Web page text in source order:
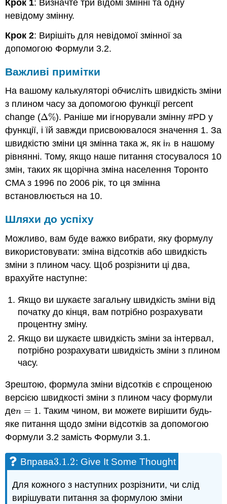
Крок 1: Визначте три відомі змінні та одну
невідому змінну.
Крок 2: Вирішіть для невідомої змінної за
допомогою Формули 3.2.
Важливі примітки
На вашому калькуляторі обчисліть швидкість зміни
з плином часу за допомогою функції percent
change (Δ%
Δ%). Раніше ми ігнорували змінну #PD у
функції, і їй завжди присвоювалося значення 1. За
швидкістю зміни ця змінна така ж, як іn
n в нашому
рівнянні. Тому, якщо наше питання стосувалося 10
змін, таких як щорічна зміна населення Торонто
CMA з 1996 по 2006 рік, то ця змінна
встановлюється на 10.
Шляхи до успіху
Можливо, вам буде важко вибрати, яку формулу
використовувати: зміна відсотків або швидкість
зміни з плином часу. Щоб розрізнити ці два,
врахуйте наступне:
Якщо ви шукаєте загальну швидкість зміни від
початку до кінця, вам потрібно розрахувати
процентну зміну.
Якщо ви шукаєте швидкість зміни за інтервал,
потрібно розрахувати швидкість зміни з плином
часу.
Зрештою, формула зміни відсотків є спрощеною
версією швидкості зміни з плином часу формули
деn = 1
n=1
. Таким чином, ви можете вирішити будь-
яке питання щодо зміни відсотків за допомогою
Формули 3.2 замість Формули 3.1.
Вправа3.1.2
3.1.2: Give It Some Thought
Для кожного з наступних розрізнити, чи слід
вирішувати питання за формулою зміни